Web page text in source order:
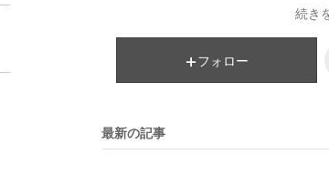
続き
フォロー
最新の記事